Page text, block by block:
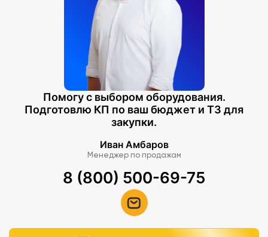
Помогу с выбором оборудования.
Подготовлю КП по ваш бюджет и ТЗ для
закупки.
Иван Амбаров
Менеджер по продажам
8 (800) 500-69-75